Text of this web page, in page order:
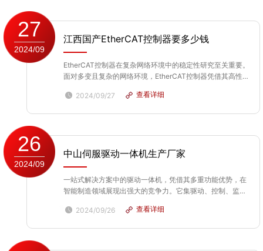
江西国产EtherCAT控制器要多少钱
EtherCAT控制器在复杂网络环境中的稳定性研究至关重要。
面对多变且复杂的网络环境，EtherCAT控制器凭借其高性能
时钟同步技术确保了数据在传输过程中的时间准确性，有效
2024/09/27 查看详细
27
2024/09
中山伺服驱动一体机生产厂家
一站式解决方案中的驱动一体机，凭借其多重功能优势，在
智能制造领域展现出强大的竞争力。它集驱动、控制、监
统的集成度和稳定性。驱动一体机能够精确控制设备的运动
2024/09/26 查看详细
26
2024/09